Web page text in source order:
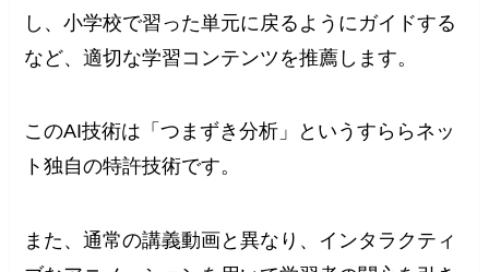
し、小学校で習った単元に戻るようにガイドする
など、適切な学習コンテンツを推薦します。
このAI技術は「つまずき分析」というすららネッ
ト独自の特許技術です。
また、通常の講義動画と異なり、インタラクティ